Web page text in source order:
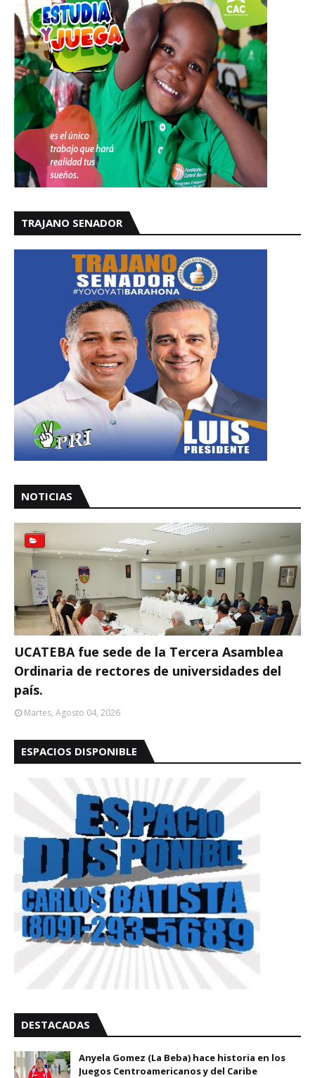
TRAJANO SENADOR
NOTICIAS
UCATEBA fue sede de la Tercera Asamblea
Ordinaria de rectores de universidades del
país.
Martes, Agosto 04, 2026
ESPACIOS DISPONIBLE
DESTACADAS
Anyela Gomez (La Beba) hace historia en los
Juegos Centroamericanos y del Caribe